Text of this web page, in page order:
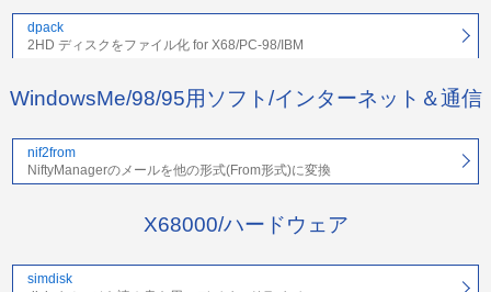
dpack
2HD ディスクをファイル化 for X68/PC-98/IBM
WindowsMe/98/95用ソフト/インターネット＆通信
nif2from
NiftyManagerのメールを他の形式(From形式)に変換
X68000/ハードウェア
simdisk